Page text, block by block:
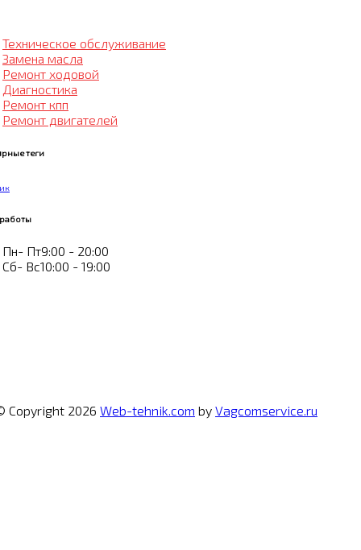
Техническое обслуживание
Замена масла
Ремонт ходовой
Диагностика
Ремонт кпп
Ремонт двигателей
теги
Пн- Пт9:00 - 20:00
Сб- Вс10:00 - 19:00
Copyright 2026 Web-tehnik.com by Vagcomservice.ru